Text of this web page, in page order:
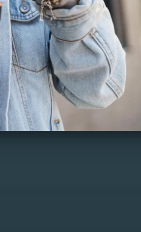
Comidas y bebidas
Eróticos
Fiestas
Humor
Infantiles
Musicales
Recitales y conciertos
Teatro
Otros